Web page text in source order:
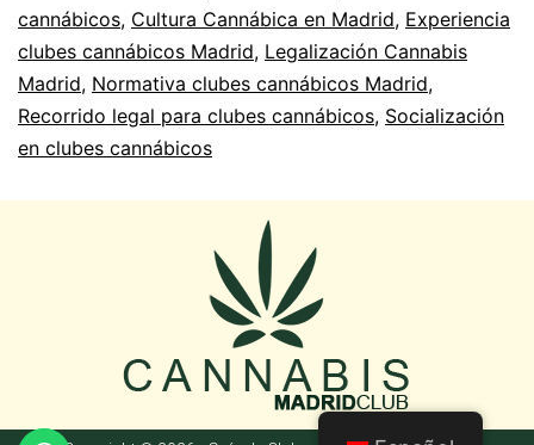
cannábicos, Cultura Cannábica en Madrid, Experiencia
clubes cannábicos Madrid, Legalización Cannabis
Madrid, Normativa clubes cannábicos Madrid,
Recorrido legal para clubes cannábicos, Socialización
en clubes cannábicos